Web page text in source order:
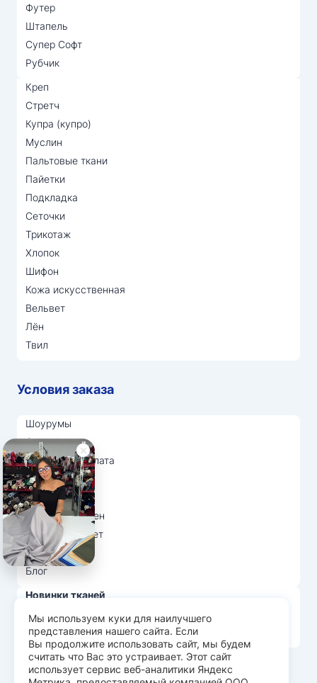
Футер
Штапель
Супер Софт
Рубчик
Креп
Стретч
Купра (купро)
Муслин
Пальтовые ткани
Пайетки
Подкладка
Сеточки
Трикотаж
Хлопок
Шифон
Кожа искусственная
Вельвет
Лён
Твил
Условия заказа
Шоурумы
Отзывы
Доставка и оплата
О нас
Вопрос-ответ
Возврат и обмен
Личный кабинет
Ткани оптом
Блог
Новинки тканей
Распродажа тканей
Лидеры продаж
Мы используем куки для наилучшего
представления нашего сайта. Если
Вы продолжите использовать сайт, мы будем
считать что Вас это устраивает. Этот сайт
использует сервис веб-аналитики Яндекс